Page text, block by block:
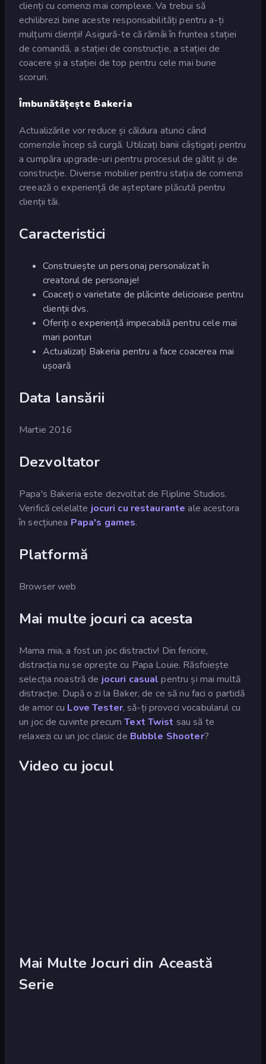
clienți cu comenzi mai complexe. Va trebui să
echilibrezi bine aceste responsabilități pentru a-ți
mulțumi clienții! Asigură-te că rămâi în fruntea stației
de comandă, a stației de construcție, a stației de
coacere și a stației de top pentru cele mai bune
scoruri.
Îmbunătățește Bakeria
Actualizările vor reduce și căldura atunci când
comenzile încep să curgă. Utilizați banii câștigați pentru
a cumpăra upgrade-uri pentru procesul de gătit și de
construcție. Diverse mobilier pentru stația de comenzi
creează o experiență de așteptare plăcută pentru
clienții tăi.
Caracteristici
Construiește un personaj personalizat în
creatorul de personaje!
Coaceți o varietate de plăcinte delicioase pentru
clienții dvs.
Oferiți o experiență impecabilă pentru cele mai
mari ponturi
Actualizați Bakeria pentru a face coacerea mai
ușoară
Data lansării
Martie 2016
Dezvoltator
Papa's Bakeria este dezvoltat de Flipline Studios.
Verifică celelalte jocuri cu restaurante ale acestora
în secțiunea Papa's games.
Platformă
Browser web
Mai multe jocuri ca acesta
Mama mia, a fost un joc distractiv! Din fericire,
distracția nu se oprește cu Papa Louie. Răsfoiește
selecția noastră de jocuri casual pentru și mai multă
distracție. După o zi la Baker, de ce să nu faci o partidă
de amor cu Love Tester, să-ți provoci vocabularul cu
un joc de cuvinte precumText Twist sau să te
relaxezi cu un joc clasic de Bubble Shooter?
Video cu jocul
Mai Multe Jocuri din Această
Serie